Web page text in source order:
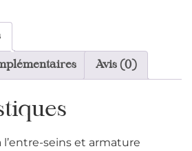
Avis (0)
l’entre-seins et armature